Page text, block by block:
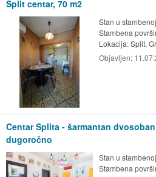
Split centar, 70 m2
Stan u
Stambena
Lokacija:Split,
Objavljen:
Centar Splita - šarmantan
dugoročno
Stan u
Stambena